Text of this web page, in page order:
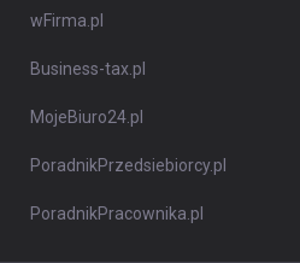
wFirma.pl
Business-tax.pl
MojeBiuro24.pl
PoradnikPrzedsiebiorcy.pl
PoradnikPracownika.pl